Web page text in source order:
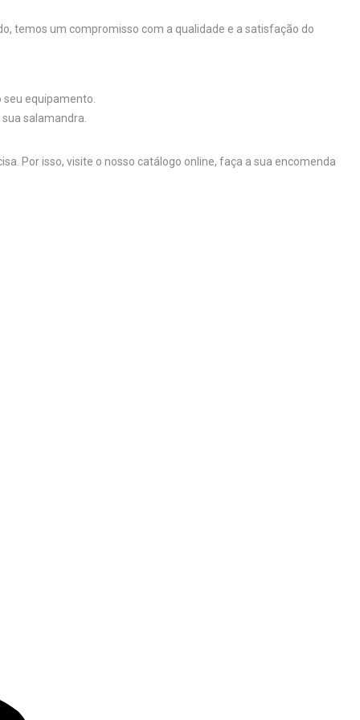
temos um compromisso com a qualidade e a satisfação do
equipamento.
salamandra.
Por isso, visite o nosso catálogo online, faça a sua encomenda